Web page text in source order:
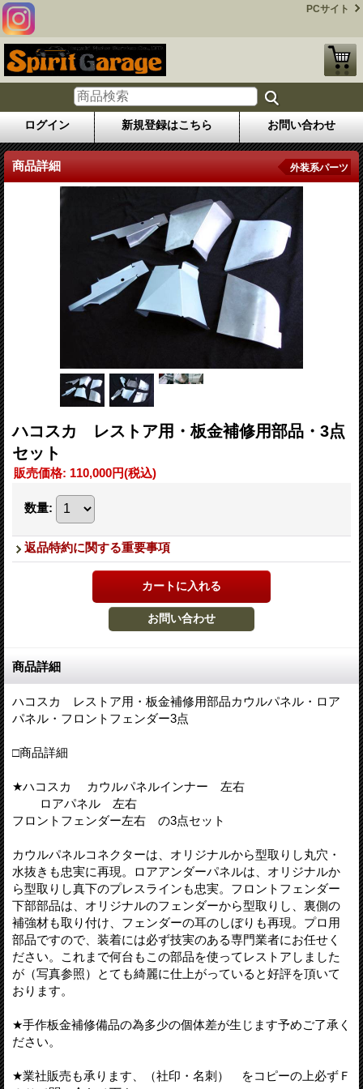
PCサイト
ログイン 新規登録はこちら お問い合わせ
商品詳細 外装系パーツ
ハコスカ レストア用・板金補修用部品・3点
セット
販売価格: 110,000円(税込)
数量:
返品特約に関する重要事項
商品詳細
ハコスカ レストア用・板金補修用部品カウルパネル・ロア
パネル・フロントフェンダー3点
□商品詳細
★ハコスカ カウルパネルインナー 左右
ロアパネル 左右
フロントフェンダー左右 の3点セット
カウルパネルコネクターは、オリジナルから型取りし丸穴・
水抜きも忠実に再現。ロアアンダーパネルは、オリジナルか
ら型取りし真下のプレスラインも忠実。フロントフェンダー
下部部品は、オリジナルのフェンダーから型取りし、裏側の
補強材も取り付け、フェンダーの耳のしぼりも再現。プロ用
部品ですので、装着には必ず技実のある専門業者にお任せく
ださい。これまで何台もこの部品を使ってレストアしました
が（写真参照）とても綺麗に仕上がっていると好評を頂いて
おります。
★手作板金補修備品の為多少の個体差が生じます予めご了承く
ださい。
★業社販売も承ります、（社印・名刺） をコピーの上必ずＦ